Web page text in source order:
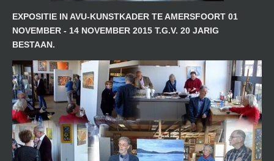
EXPOSITIE IN AVU-KUNSTKADER TE AMERSFOORT 01
NOVEMBER - 14 NOVEMBER 2015 T.G.V. 20 JARIG
BESTAAN.